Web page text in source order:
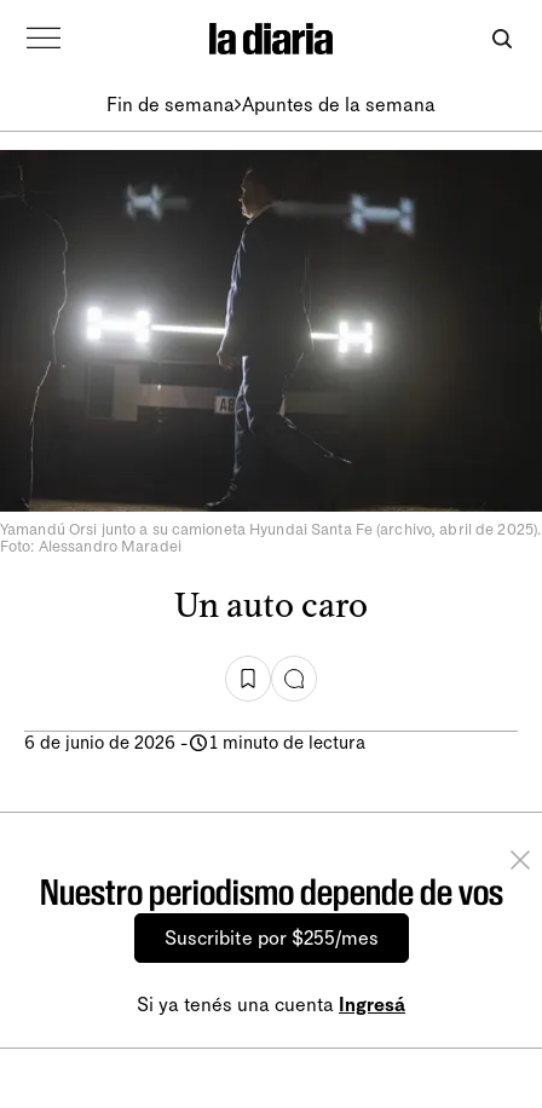
Fin de semana Apuntes de la semana
Yamandú Orsi junto a su camioneta Hyundai Santa Fe (archivo, abril de 2025).
Foto: Alessandro Maradei
Un auto caro
6 de junio de 2026 - 1 minuto de lectura
Nuestro periodismo depende de vos
Suscribite por $255/mes
Si ya tenés una cuenta Ingresá